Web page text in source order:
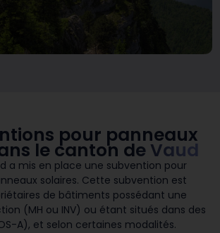
pour panneaux
le canton de Vaud
a mis en place une subvention pour
solaires. Cette subvention est
de bâtiments possédant une
(MH ou INV) ou étant situés dans des
A), et selon certaines modalités.